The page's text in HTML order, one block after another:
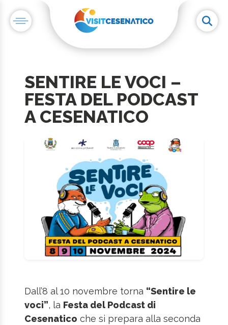
SENTIRE LE VOCI –
FESTA DEL PODCAST
A CESENATICO
Dall’8 al 10 novembre torna “Sentire le
voci”, la Festa del Podcast di
Cesenatico che si prepara alla seconda